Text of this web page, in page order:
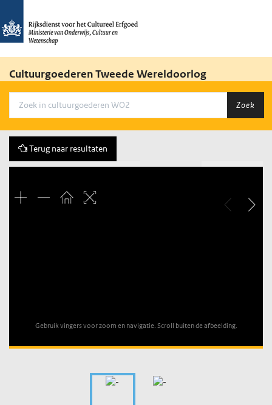
Cultuurgoederen Tweede Wereldoorlog
Zoek
Terug naar resultaten
Gebruik vingers voor zoom en navigatie. Scroll buiten de afbeelding.